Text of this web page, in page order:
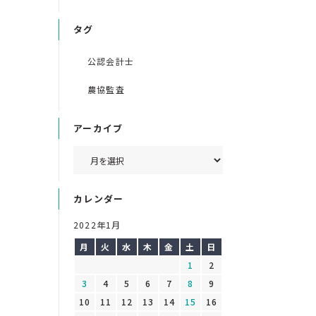
タグ
公認会計士
農協監査
アーカイブ
カレンダー
2022年1月
月
火 水 木 金 土
日
1
2
3
4 5 6 7 8
9
10
11 12 13 14 15
16